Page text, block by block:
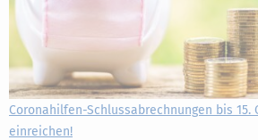
Coronahilfen-Schlussabrechnungen bis 15.
einreichen!